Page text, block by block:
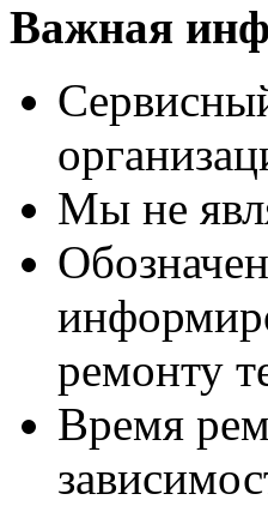
Важная
Мы не
ремонту
Время